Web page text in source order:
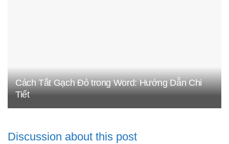
Cách Tắt Gạch Đỏ trong Word: Hướng Dẫn Chi
Tiết
Discussion about this post